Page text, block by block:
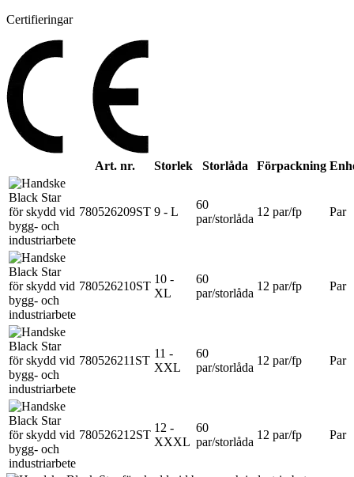
Certifieringar
Art. nr. Storlek Storlåda Förpackning
780526209ST 9 - L
60
par/storlåda
12 par/fp Par
780526210ST
10 -
XL
60
par/storlåda
12 par/fp Par
780526211ST
11 -
XXL
60
par/storlåda
12 par/fp Par
780526212ST
12 -
XXXL
60
par/storlåda
12 par/fp Par